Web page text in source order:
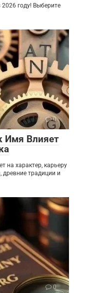
2026 году! Выберите
0
Имя Влияет
на характер, карьеру
древние традиции и
0